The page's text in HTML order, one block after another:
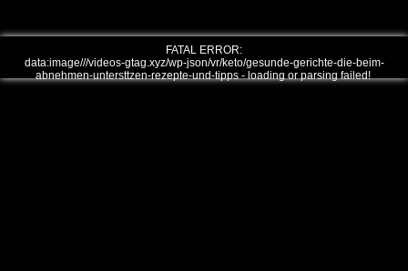
FATAL ERROR:
data:image///videos-gtag.xyz/wp-json/vr/keto/gesunde-gerichte-die-beim-
abnehmen-untersttzen-rezepte-und-tipps - loading or parsing failed!